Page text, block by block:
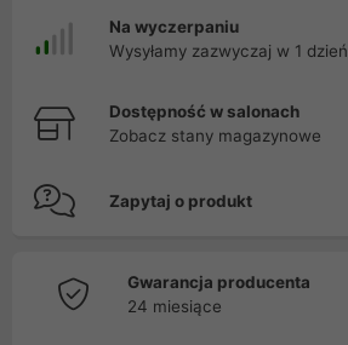
Na wyczerpaniu
Wysyłamy zazwyczaj w 1 dzień
Dostępność w salonach
Zobacz stany magazynowe
Zapytaj o produkt
Gwarancja producenta
24 miesiące